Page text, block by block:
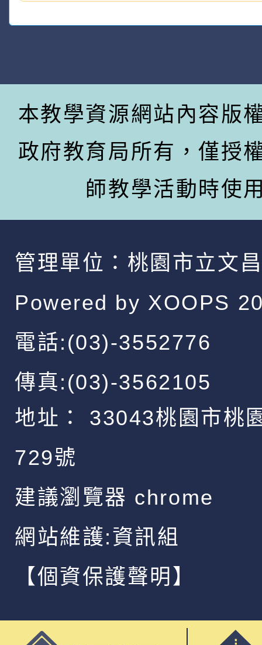
本教學資源網站內容版
政府教育局所有，僅授
師教學活動時使
管理單位： 桃園市立文
Powered by XOOPS
電話:(03)-3552776
傳真:(03)-3562105
地址：
33043桃園市桃
729號
建議瀏覽器 chrome
網站維護:資訊組
【個資保護聲明】